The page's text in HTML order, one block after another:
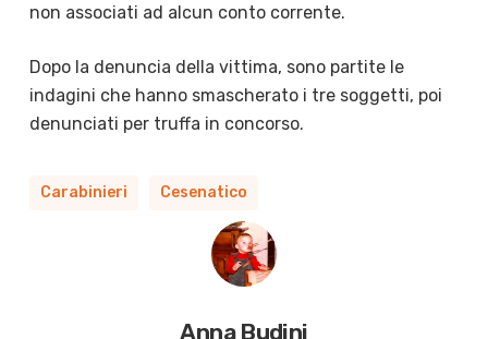
non associati ad alcun conto corrente.
Dopo la denuncia della vittima, sono partite le
indagini che hanno smascherato i tre soggetti, poi
denunciati per truffa in concorso.
Carabinieri Cesenatico
Anna Budini